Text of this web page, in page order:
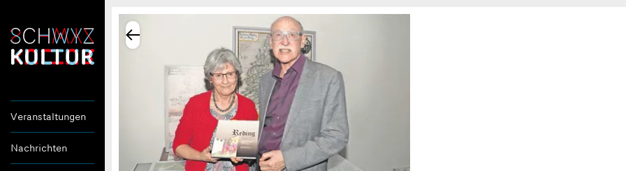
Veranstaltungen
Nachrichten